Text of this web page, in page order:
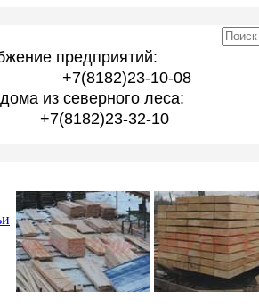
предприятий:
+7(8182)23-10-08
из северного леса:
+7(8182)23-32-10